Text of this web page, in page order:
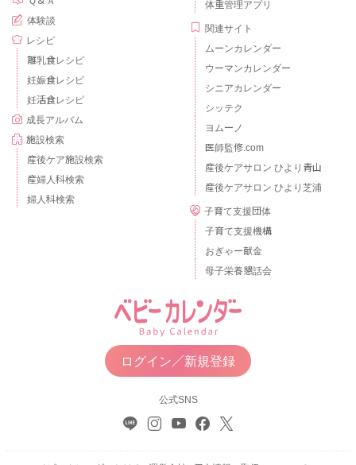
体験談
レシピ
離乳食レシピ
妊娠食レシピ
妊活食レシピ
成長アルバム
施設検索
産後ケア施設検索
産婦人科検索
婦人科検索
体重管理アプリ
関連サイト
ムーンカレンダー
ウーマンカレンダー
シニアカレンダー
シッテク
ヨムーノ
医師監修.com
産後ケアサロン ひより青山
産後ケアサロン ひより芝浦
子育て支援団体
子育て支援機構
おぎゃー献金
母子栄養懇話会
ログイン／新規登録
公式SNS